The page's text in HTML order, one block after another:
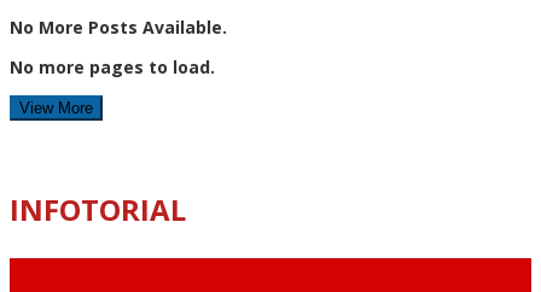
No More Posts Available.
No more pages to load.
View More
INFOTORIAL